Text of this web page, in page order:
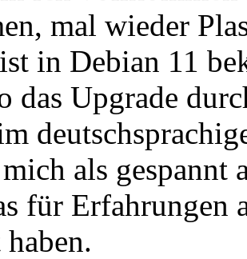
mal wieder
in Debian 11
das Upgrade
als
für Erfahrungen